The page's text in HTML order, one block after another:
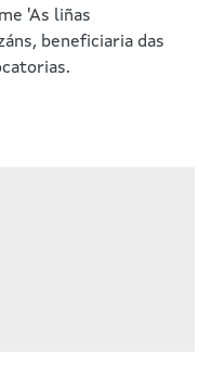
'As liñas
beneficiaria das